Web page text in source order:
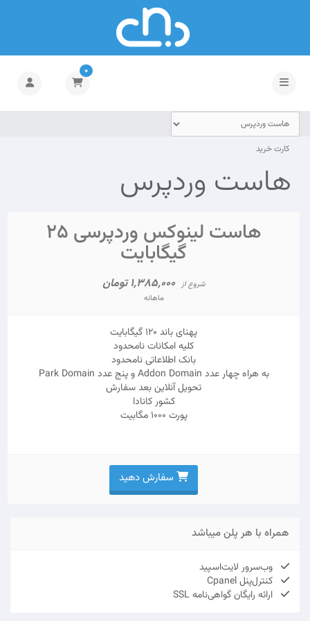
تغییر وضعیت ناوبری
0
کارت خرید
هاست وردپرس
هاست لینوکس وردپرسی ۲۵
گیگابایت
شروع از 1,385,000 تومان
ماهانه
پهنای باند 120 گیگابایت
کلیه امکانات نامحدود
بانک اطلاعاتی نامحدود
به هراه چهار عدد Addon Domain و پنج عدد Park Domain
تحویل آنلاین بعد سفارش
کشور کانادا
پورت 1000 مگابیت
سفارش دهید
همراه با هر پلن میباشد
وب‌سرور لایت‌اسپید
کنترل‌پنل Cpanel
ارائه رایگان گواهی‌نامه SSL